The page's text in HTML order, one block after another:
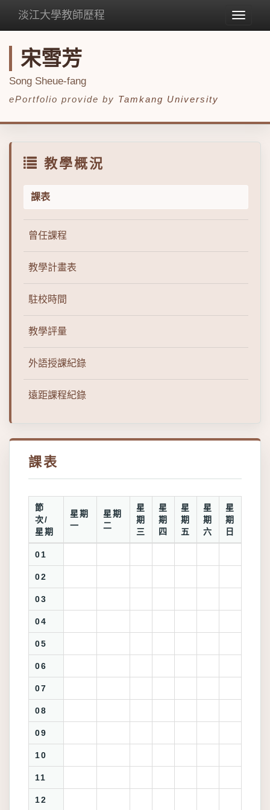
Toggle
淡江大學教師歷程
宋雪芳
Song Sheue-fang
ePortfolio provide by Tamkang University
教學概況
課表
曾任課程
教學計畫表
駐校時間
教學評量
外語授課紀錄
遠距課程紀錄
課表
節
次/
星期
星期
一
星期
二
星
期
三
星
期
四
星
期
五
星
期
六
星
期
日
01
02
03
04
05
06
07
08
09
10
11
12